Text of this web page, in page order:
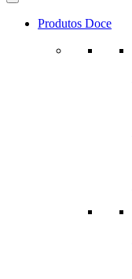
Produtos Doce